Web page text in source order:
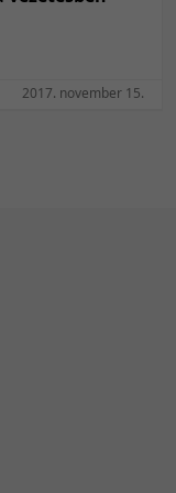
2017. november 15.